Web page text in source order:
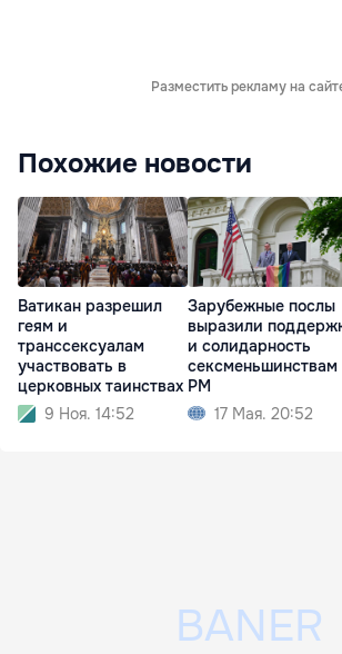
Разместить рекламу на
Похожие новости
Ватикан разрешил
геям и
транссексуалам
участвовать в
церковных таинствах
9 Ноя. 14:52
Зарубежные послы
выразили
и солидарность
сексменьшинствам
РМ
17 Мая. 20:52